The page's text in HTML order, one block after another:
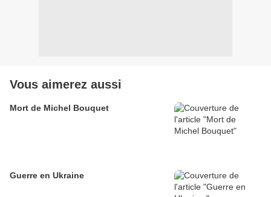
Vous aimerez aussi
Mort de Michel Bouquet
Guerre en Ukraine